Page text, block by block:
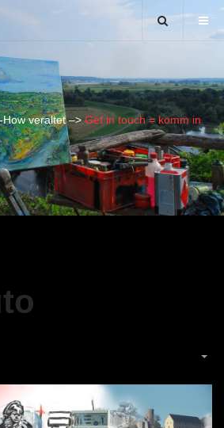
How veraltet –>Get in touch = komm in